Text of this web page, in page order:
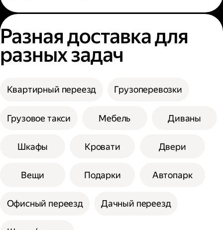
Разная доставка для
разных задач
Квартирный переезд Грузоперевозки
Грузовое такси Мебель Диваны
Шкафы Кровати Двери
Вещи Подарки Автопарк
Офисный переезд Дачный переезд